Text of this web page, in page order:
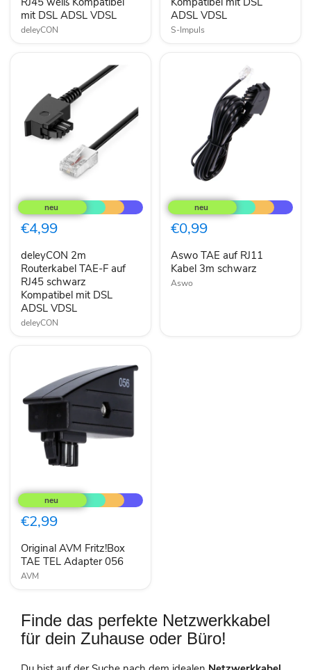
mit
DSL
ADSL
mit DSL ADSL VDSL
deleyCON
DSL
ADSL
VDSL
ADSL VDSL
S-Impuls
2m
Routerkabel
TAE-
F
RJ45
schwarz
Kompatibel
mit
DSL
ADSL
VDSL
€4,99
deleyCON 2m
Routerkabel TAE-F auf
RJ45 schwarz
Kompatibel mit DSL
ADSL VDSL
deleyCON
TAE
auf
RJ11
Kabel
schwarz
€0,99
Aswo TAE auf RJ11
Kabel 3m schwarz
Aswo
AVM
Fritz!Box
TAE
TEL
056
€2,99
Original AVM Fritz!Box
TAE TEL Adapter 056
AVM
Finde das perfekte Netzwerkkabel
für dein Zuhause oder Büro!